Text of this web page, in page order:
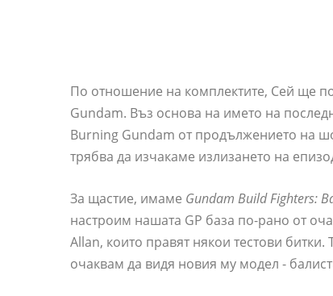
По отношение на комплектите, Сей ще
Gundam. Въз основа на името на
Burning Gundam от продължението на
трябва да изчакаме излизането на
За щастие, имаме Gundam Build Fighters:
настроим нашата GP база по-рано от
Allan, които правят някои тестови
очаквам да видя новия му модел -